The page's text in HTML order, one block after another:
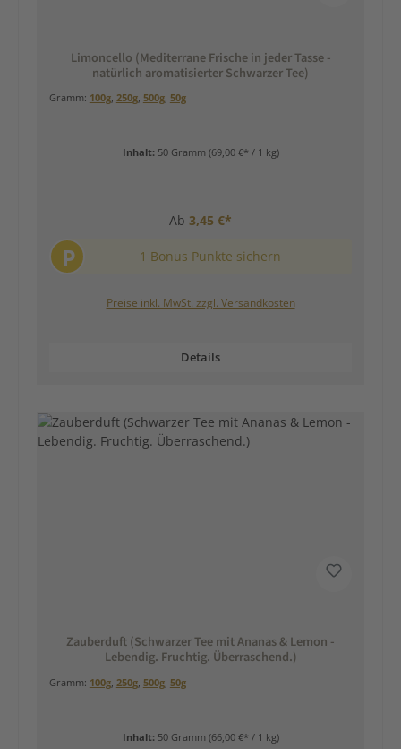
Limoncello (Mediterrane Frische in jeder Tasse -
natürlich aromatisierter Schwarzer Tee)
Gramm: 100g, 250g, 500g, 50g
Inhalt: 50 Gramm (69,00 €* / 1 kg)
Ab 3,45 €*
P 1 Bonus Punkte sichern
Preise inkl. MwSt. zzgl. Versandkosten
Details
Zauberduft (Schwarzer Tee mit Ananas & Lemon -
Lebendig. Fruchtig. Überraschend.)
Gramm: 100g, 250g, 500g, 50g
Inhalt: 50 Gramm (66,00 €* / 1 kg)